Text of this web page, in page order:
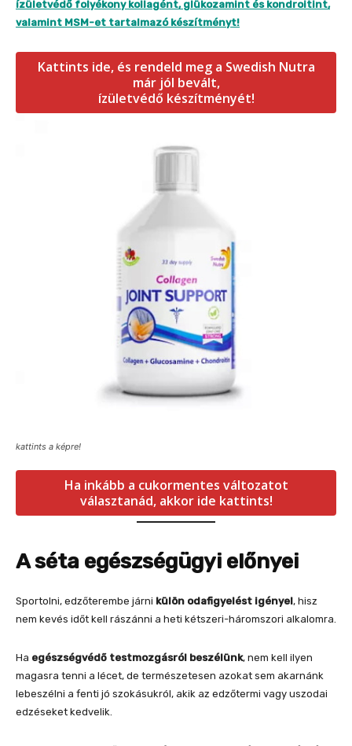
ízületvédő folyékony kollagént, glükozamint és kondroitint,
valamint MSM-et tartalmazó készítményt!
Kattints ide, és rendeld meg a Swedish Nutra
már jól bevált,
ízületvédő készítményét!
kattints a képre!
Ha inkább a cukormentes változatot
választanád, akkor ide kattints!
A séta egészségügyi előnyei
Sportolni, edzőterembe járni külön odafigyelést igényel, hisz
nem kevés időt kell rászánni a heti kétszeri-háromszori alkalomra.
Ha egészségvédő testmozgásról beszélünk, nem kell ilyen
magasra tenni a lécet, de természetesen azokat sem akarnánk
lebeszélni a fenti jó szokásukról, akik az edzőtermi vagy uszodai
edzéseket kedvelik.